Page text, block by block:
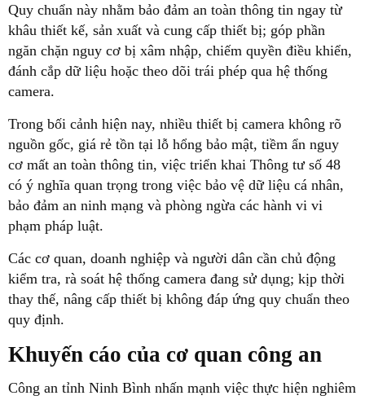
Quy chuẩn này nhằm bảo đảm an toàn thông tin ngay từ
khâu thiết kế, sản xuất và cung cấp thiết bị; góp phần
ngăn chặn nguy cơ bị xâm nhập, chiếm quyền điều khiển,
đánh cắp dữ liệu hoặc theo dõi trái phép qua hệ thống
camera.
Trong bối cảnh hiện nay, nhiều thiết bị camera không rõ
nguồn gốc, giá rẻ tồn tại lỗ hổng bảo mật, tiềm ẩn nguy
cơ mất an toàn thông tin, việc triển khai Thông tư số 48
có ý nghĩa quan trọng trong việc bảo vệ dữ liệu cá nhân,
bảo đảm an ninh mạng và phòng ngừa các hành vi vi
phạm pháp luật.
Các cơ quan, doanh nghiệp và người dân cần chủ động
kiểm tra, rà soát hệ thống camera đang sử dụng; kịp thời
thay thế, nâng cấp thiết bị không đáp ứng quy chuẩn theo
quy định.
Khuyến cáo của cơ quan công an
Công an tỉnh Ninh Bình nhấn mạnh việc thực hiện nghiêm